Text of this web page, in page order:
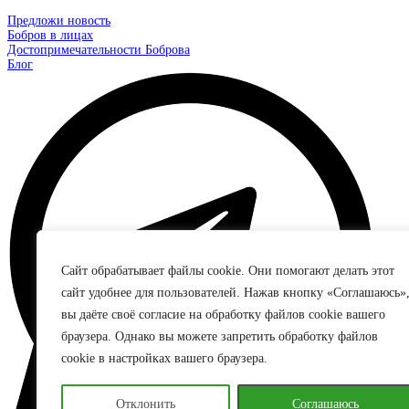
Сайт обрабатывает файлы cookie. Они помогают делать этот
сайт удобнее для пользователей. Нажав кнопку «Соглашаюсь»,
вы даёте своё согласие на обработку файлов cookie вашего
браузера. Однако вы можете запретить обработку файлов
cookie в настройках вашего браузера.
Отклонить Соглашаюсь
Предложи новость
Бобров в лицах
Достопримечательности Боброва
Блог